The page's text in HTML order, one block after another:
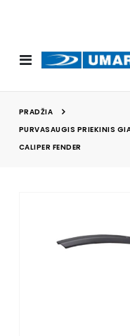
Toggle
Nav
PRADŽIA
PURVASAUGIS PRIEKINIS
CALIPER FENDER